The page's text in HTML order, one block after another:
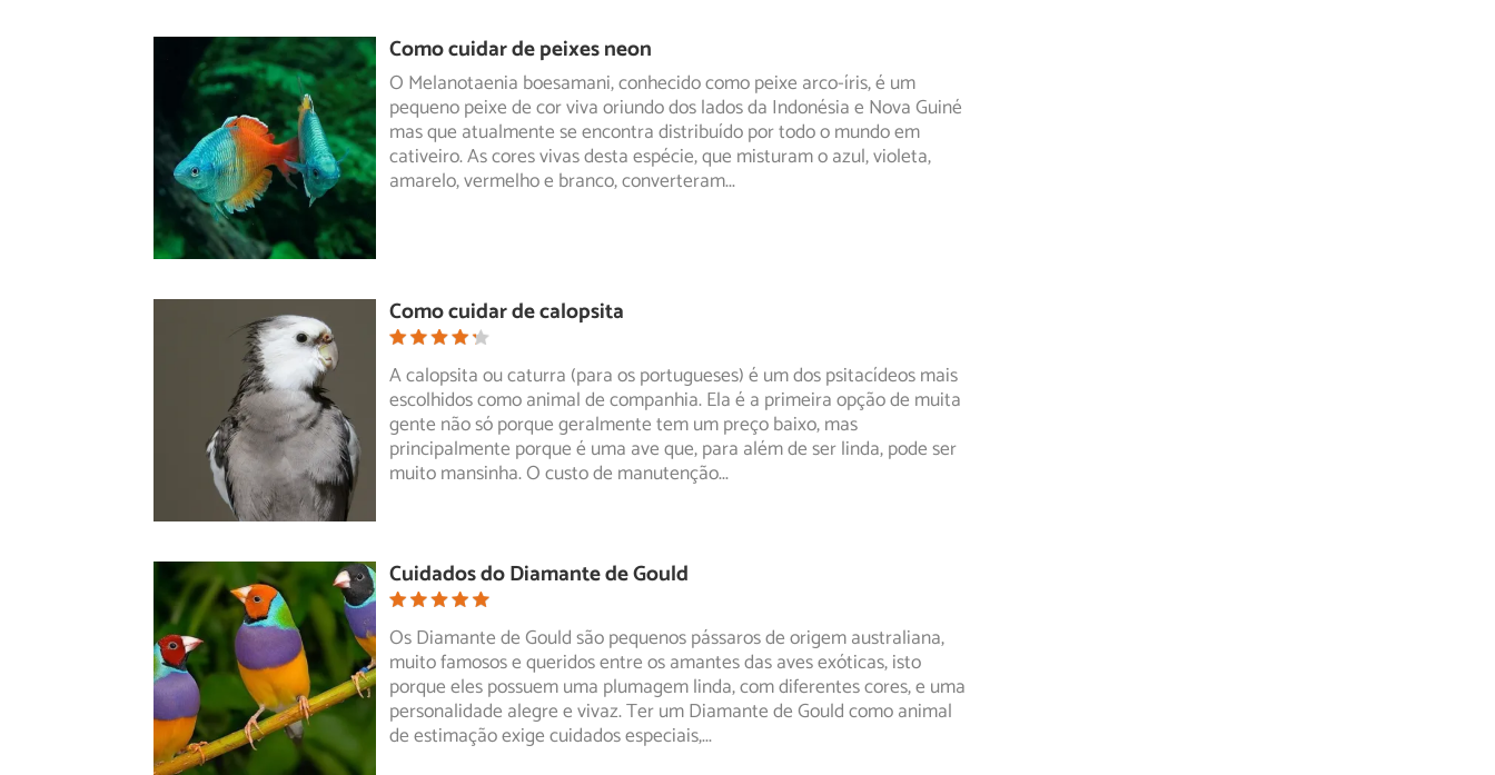
Como cuidar de peixes neon
O Melanotaenia boesamani, conhecido como peixe arco-íris, é um
pequeno peixe de cor viva oriundo dos lados da Indonésia e Nova Guiné
mas que atualmente se encontra distribuído por todo o mundo em
cativeiro. As cores vivas desta espécie, que misturam o azul, violeta,
amarelo, vermelho e branco, converteram...
Como cuidar de calopsita
A calopsita ou caturra (para os portugueses) é um dos psitacídeos mais
escolhidos como animal de companhia. Ela é a primeira opção de muita
gente não só porque geralmente tem um preço baixo, mas
principalmente porque é uma ave que, para além de ser linda, pode ser
muito mansinha. O custo de manutenção...
Cuidados do Diamante de Gould
Os Diamante de Gould são pequenos pássaros de origem australiana,
muito famosos e queridos entre os amantes das aves exóticas, isto
porque elespossuem uma plumagem linda, com diferentes cores, e uma
personalidade alegre e vivaz. Ter um Diamante de Gould como animal
de estimação exige cuidados especiais,...